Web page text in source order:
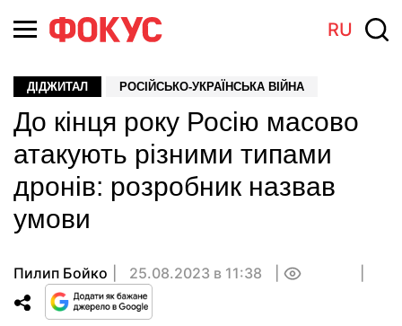
RU
ДІДЖИТАЛ РОСІЙСЬКО-УКРАЇНСЬКА ВІЙНА
До кінця року Росію масово
атакують різними типами
дронів: розробник назвав
умови
Пилип Бойко 25.08.2023 в 11:38